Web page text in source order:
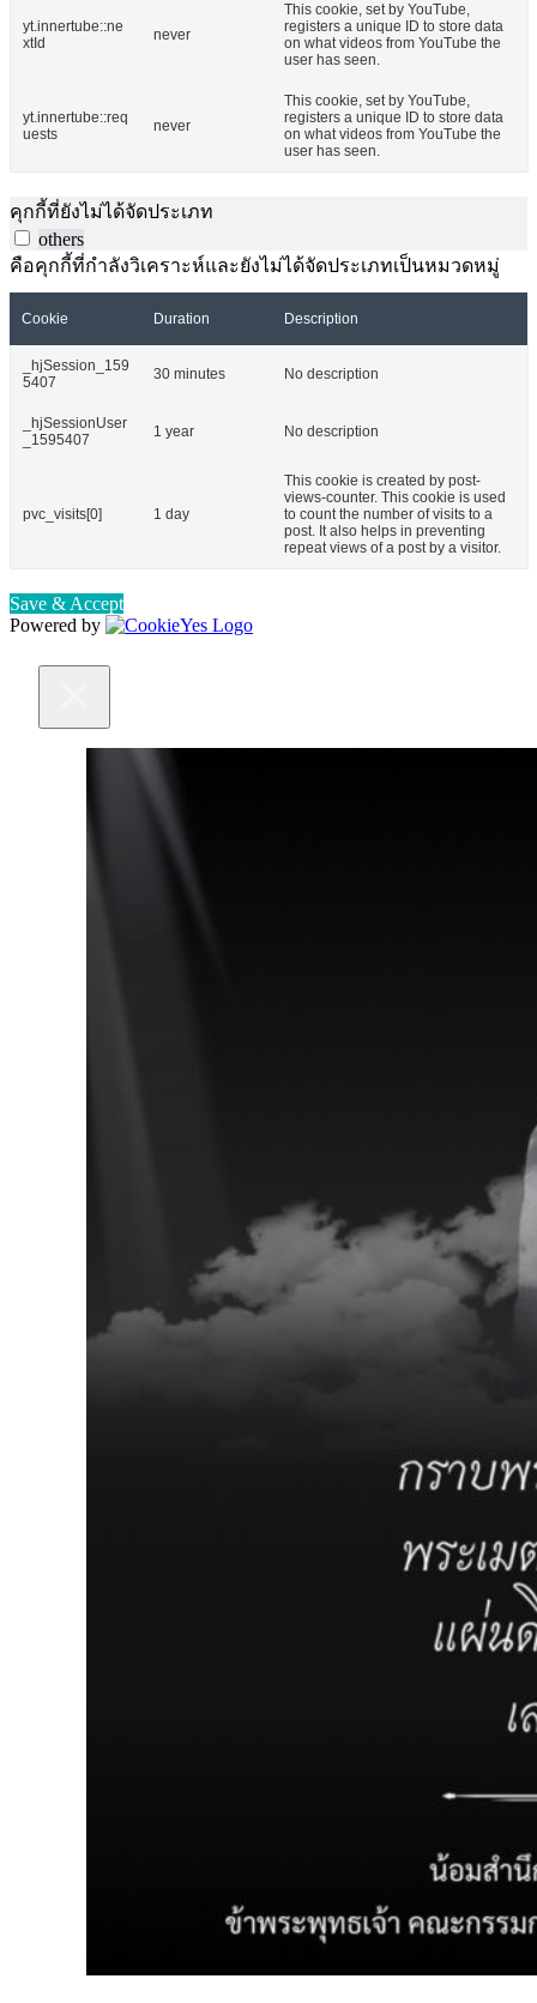
yt.innertube::ne
xtId
never
This cookie, set by YouTube,
registers a unique ID to store data
on what videos from YouTube the
user has seen.
yt.innertube::req
uests
never
This cookie, set by YouTube,
registers a unique ID to store data
on what videos from YouTube the
user has seen.
คุกกี้ที่ยังไม่ได้จัดประเภท
others
คือคุกกี้ที่กำลังวิเคราะห์และยังไม่ได้จัดประเภทเป็นหมวดหมู่
Cookie Duration Description
_hjSession_159
5407
30 minutes No description
_hjSessionUser
_1595407
1 year No description
pvc_visits[0] 1 day
This cookie is created by post-
views-counter. This cookie is used
to count the number of visits to a
post. It also helps in preventing
repeat views of a post by a visitor.
Save & Accept
Powered by